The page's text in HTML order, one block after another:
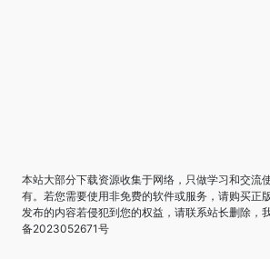
本站大部分下载资源收集于网络，只做学习和交流
有。若您需要使用非免费的软件或服务，请购买正
发布的内容若侵犯到您的权益，请联系站长删除，
备2023052671号